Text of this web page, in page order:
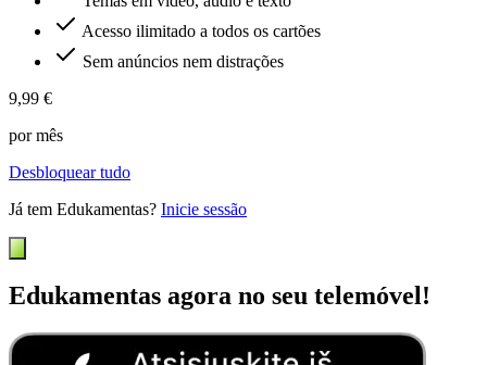
Acesso ilimitado a todos os cartões
Sem anúncios nem distrações
9,99 €
por mês
Desbloquear tudo
Já tem Edukamentas? Inicie sessão
Edukamentas agora no seu telemóvel!